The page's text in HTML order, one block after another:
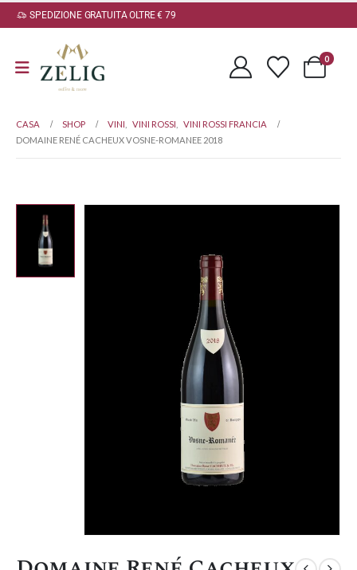
SPEDIZIONE GRATUITA OLTRE € 79
0
CASA SHOP VINI VINI ROSSI
VINI ROSSI FRANCIA
DOMAINE RENÉ CACHEUX VOSNE-ROMANEE 2018